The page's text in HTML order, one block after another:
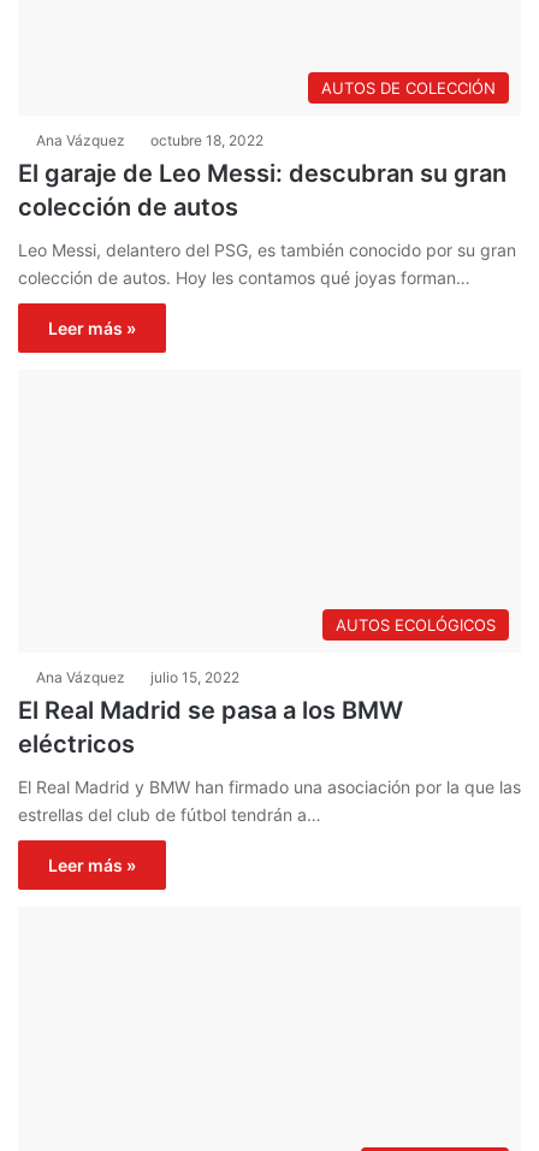
AUTOS DE COLECCIÓN
Ana Vázquez octubre 18, 2022
El garaje de Leo Messi: descubran su gran
colección de autos
Leo Messi, delantero del PSG, es también conocido por su gran
colección de autos. Hoy les contamos qué joyas forman…
Leer más »
AUTOS ECOLÓGICOS
Ana Vázquez julio 15, 2022
El Real Madrid se pasa a los BMW
eléctricos
El Real Madrid y BMW han firmado una asociación por la que las
estrellas del club de fútbol tendrán a…
Leer más »